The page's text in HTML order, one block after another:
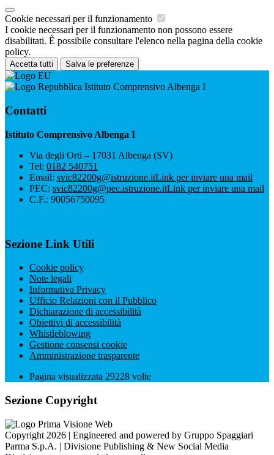
Cookie necessari per il funzionamento
I cookie necessari per il funzionamento non possono essere
disabilitati. È possibile consultare l'elenco nella pagina della cookie
policy.
Accetta tutti Salva le preferenze
Istituto Comprensivo Albenga I
Contatti
Istituto Comprensivo Albenga I
Via degli Orti – 17031 Albenga (SV)
Tel: 0182 540751
Email: svic82200g@istruzione.itLink per inviare una mail
PEC: svic82200g@pec.istruzione.itLink per inviare una mail
C.F.: 90056750095
Sezione Link Utili
Cookie policy
Note legali
Informativa Privacy
Ufficio Relazioni con il Pubblico
Dichiarazione di accessibilità
Obiettivi di accessibilità
Whistleblowing
Gestione consensi cookie
Amministrazione trasparente
Pagina visualizzata 29228 volte
Sezione Copyright
Copyright 2026 | Engineered and powered by Gruppo Spaggiari
Parma S.p.A. | Divisione Publishing & New Social Media